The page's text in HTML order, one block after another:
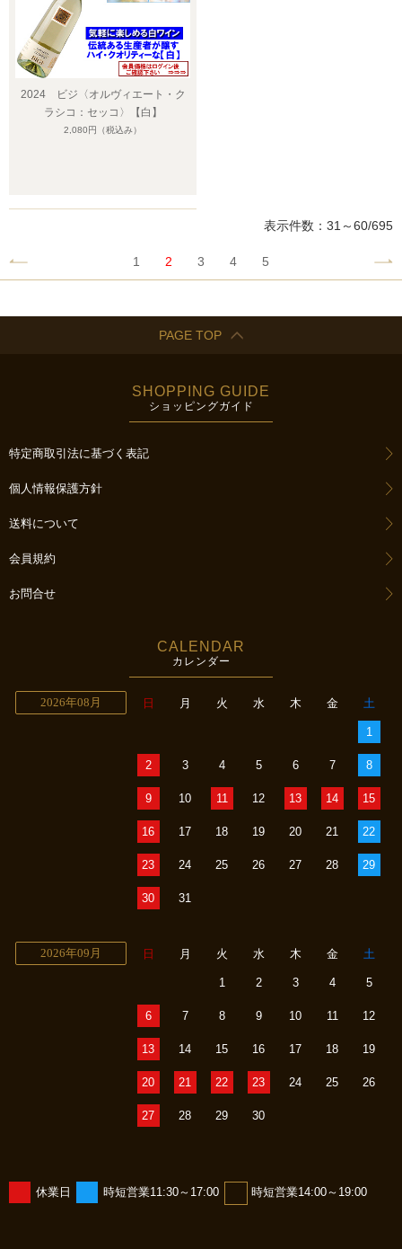
2024 ビジ〈オルヴィエート・ク
ラシコ：セッコ〉【白】
2,080円 （税込み）
表示件数：31～60/695
1 2 3 4 5
PAGE TOP
SHOPPING GUIDE
ショッピングガイド
特定商取引法に基づく表記
個人情報保護方針
送料について
会員規約
お問合せ
CALENDAR
カレンダー
2026年08月 日 月 火 水 木 金 土
1
2 3 4 5 6 7 8
9 10 11 12 13 14 15
16 17 18 19 20 21 22
23 24 25 26 27 28 29
30 31
2026年09月 日 月 火 水 木 金 土
1 2 3 4 5
6 7 8 9 10 11 12
13 14 15 16 17 18 19
20 21 22 23 24 25 26
27 28 29 30
休業日 時短営業11:30～17:00 時短営業14:00～19:00